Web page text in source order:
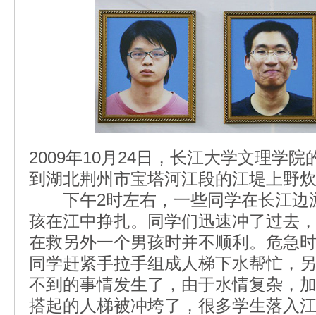
2009年10月24日，长江大学文理学院
到湖北荆州市宝塔河江段的江堤上
下午2时左右，一些同学在长江边
孩在江中挣扎。同学们迅速冲了过去
在救另外一个男孩时并不顺利。危急
同学赶紧手拉手组成人梯下水帮忙，
不到的事情发生了，由于水情复杂，
搭起的人梯被冲垮了，很多学生落入